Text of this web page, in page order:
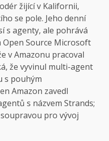
žijící v Kalifornii,
se pole. Jeho denní
s agenty, ale pohrává
Source Microsoft
v Amazonu pracoval
že vyvinul multi-agent
s pouhým
Amazon zavedl
s názvem Strands;
pro vývoj